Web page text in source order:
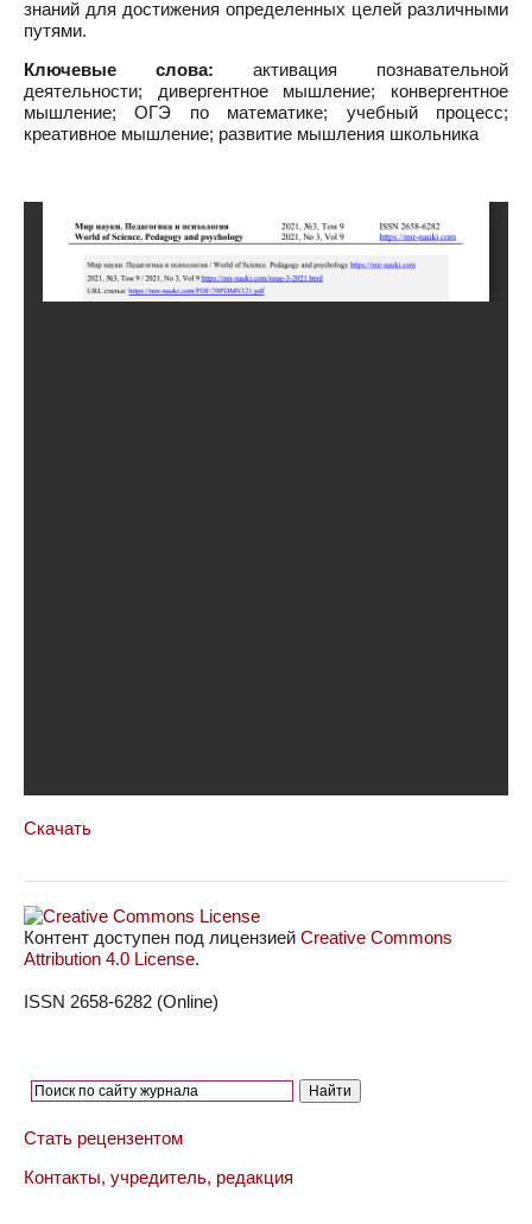
знаний для достижения определенных целей различными
путями.
Ключевые слова: активация познавательной
деятельности; дивергентное мышление; конвергентное
мышление; ОГЭ по математике; учебный процесс;
креативное мышление; развитие мышления школьника
Скачать
Контент доступен под лицензией Creative Commons
Attribution 4.0 License.
ISSN 2658-6282 (Online)
Стать рецензентом
Контакты, учредитель, редакция